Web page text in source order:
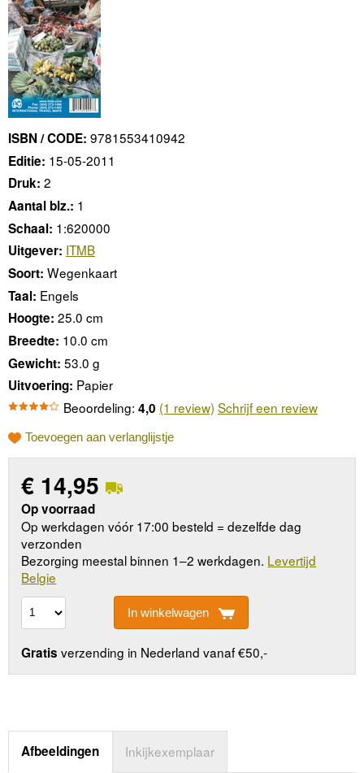
ISBN / CODE: 9781553410942
Editie: 15-05-2011
Druk: 2
Aantal blz.: 1
Schaal: 1:620000
Uitgever: ITMB
Soort: Wegenkaart
Taal: Engels
Hoogte: 25.0 cm
Breedte: 10.0 cm
Gewicht: 53.0 g
Uitvoering: Papier
Beoordeling: 4,0 (1 review) Schrijf een review
Toevoegen aan verlanglijstje
€ 14,95
Op voorraad
Op werkdagen vóór 17:00 besteld = dezelfde dag
verzonden
Bezorging meestal binnen 1–2 werkdagen. Levertijd
Belgie
In winkelwagen
Gratis verzending in Nederland vanaf €50,-
Afbeeldingen Inkijkexemplaar